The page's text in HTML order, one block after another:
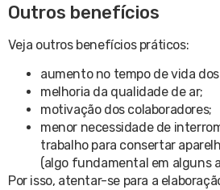
Outros benefícios
Veja outros benefícios práticos:
aumento no tempo de vida
melhoria da qualidade de ar;
motivação dos colaboradores;
menor necessidade de
trabalho para consertar
(algo fundamental em alguns
Por isso, atentar-se para a